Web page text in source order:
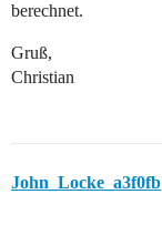
berechnet.
Gruß,
Christian
John_Locke_a3f0fb